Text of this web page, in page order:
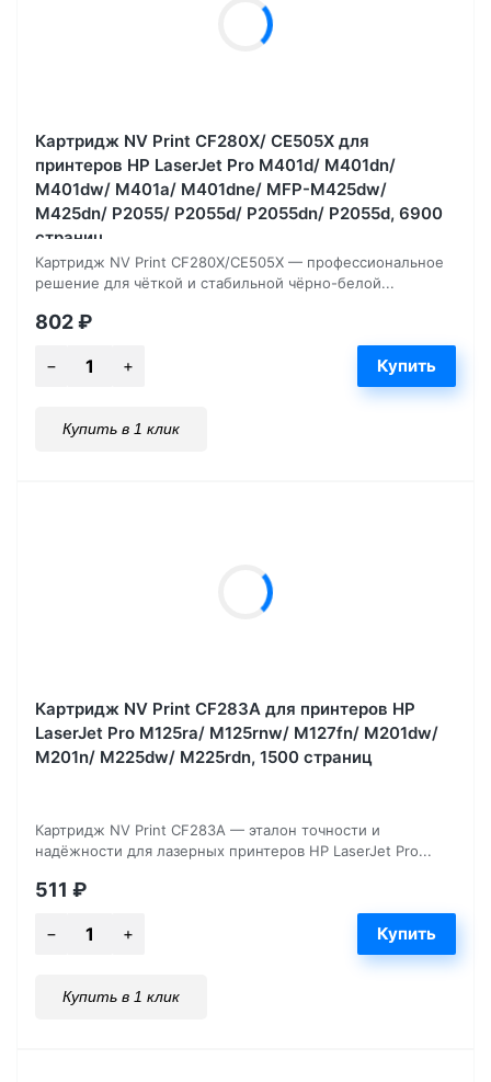
Картридж NV Print CF280X/ CE505X для
принтеров HP LaserJet Pro M401d/ M401dn/
M401dw/ M401a/ M401dne/ MFP-M425dw/
M425dn/ P2055/ P2055d/ P2055dn/ P2055d, 6900
страниц
Картридж NV Print CF280X/CE505X — профессиональное
решение для чёткой и стабильной чёрно-белой...
802₽
Купить в 1 клик
Картридж NV Print CF283A для принтеров HP
LaserJet Pro M125ra/ M125rnw/ M127fn/ M201dw/
M201n/ M225dw/ M225rdn, 1500 страниц
Картридж NV Print CF283A — эталон точности и
надёжности для лазерных принтеров HP LaserJet Pro...
511 ₽
Купить в 1 клик